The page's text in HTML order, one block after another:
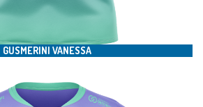
GUSMERINI VANESSA